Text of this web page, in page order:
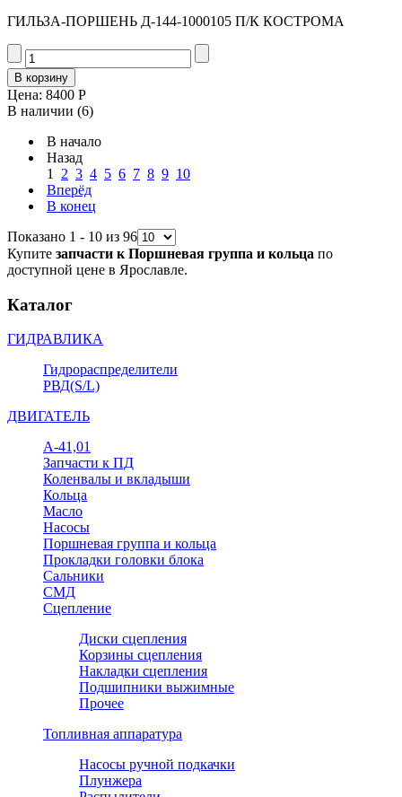
ГИЛЬЗА-ПОРШЕНЬ Д-144-1000105 П/К КОСТРОМА
Цена: 8400 Р
В наличии (6)
В начало
Назад
1
2 3 4 5 6 7 8 9 10
Вперёд
В конец
Показано 1 - 10 из 96
Купите запчасти к Поршневая группа и кольца по
доступной цене в Ярославле.
Каталог
ГИДРАВЛИКА
Гидрораспределители
РВД(S/L)
ДВИГАТЕЛЬ
А-41,01
Запчасти к ПД
Коленвалы и вкладыши
Кольца
Масло
Насосы
Поршневая группа и кольца
Прокладки головки блока
Сальники
СМД
Сцепление
Диски сцепления
Корзины сцепления
Накладки сцепления
Подшипники выжимные
Прочее
Топливная аппаратура
Насосы ручной подкачки
Плунжера